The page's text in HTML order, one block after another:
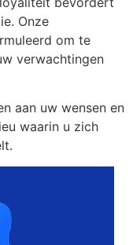
Onze
om te
verwachtingen
aan uw wensen en
waarin u zich